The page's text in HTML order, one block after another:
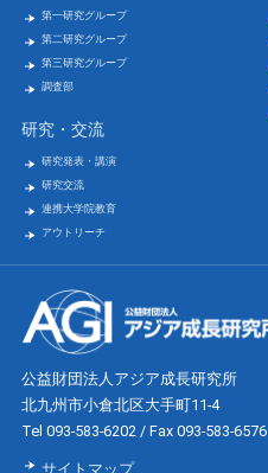
第一研究グループ
第二研究グループ
第三研究グループ
調査部
研究・交流
研究発表・講演
研究交流
連携大学院教育
アウトリーチ
公益財団法人アジア成長研究所
北九州市小倉北区大手町11-4
Tel 093-583-6202 / Fax 093-583-6576
サイトマップ